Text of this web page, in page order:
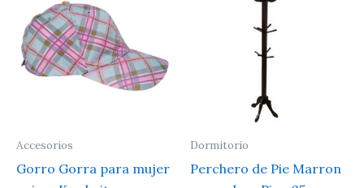
Accesorios
Gorro Gorra para mujer
Dormitorio
Perchero de Pie Marron